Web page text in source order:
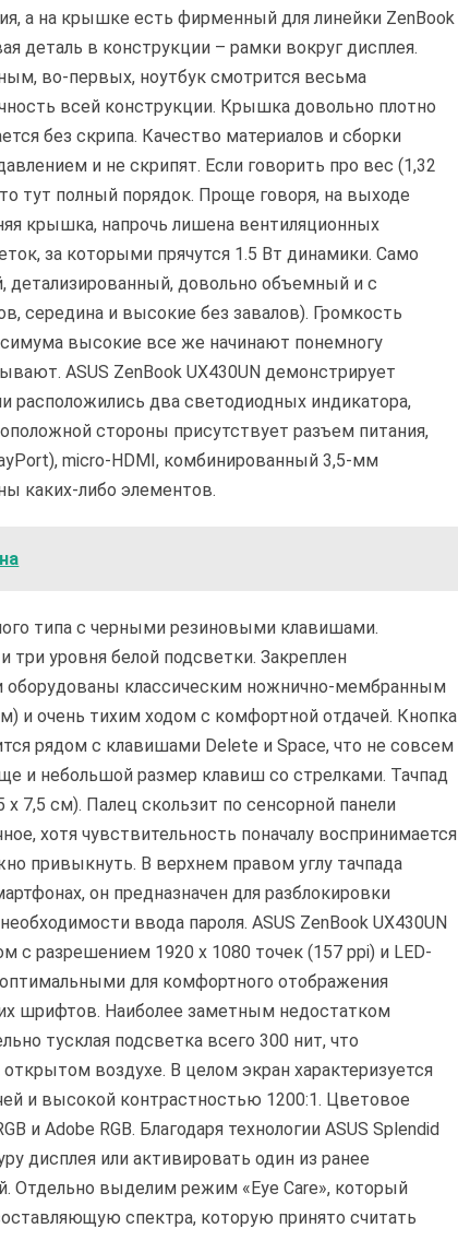
а на крышке есть фирменный для линейки ZenBook
деталь в конструкции – рамки вокруг дисплея.
во-первых, ноутбук смотрится весьма
всей конструкции. Крышка довольно плотно
без скрипа. Качество материалов и сборки
и не скрипят. Если говорить про вес (1,32
тут полный порядок. Проще говоря, на выходе
крышка, напрочь лишена вентиляционных
за которыми прячутся 1.5 Вт динамики. Само
детализированный, довольно объемный и с
середина и высокие без завалов). Громкость
высокие все же начинают понемногу
ASUS ZenBook UX430UN демонстрирует
расположились два светодиодных индикатора,
стороны присутствует разъем питания,
micro-HDMI, комбинированный 3,5-мм
каких-либо элементов.
типа с черными резиновыми клавишами.
три уровня белой подсветки. Закреплен
оборудованы классическим ножнично-мембранным
и очень тихим ходом с комфортной отдачей. Кнопка
рядом с клавишами Delete и Space, что не совсем
и небольшой размер клавиш со стрелками. Тачпад
7,5 см). Палец скользит по сенсорной панели
хотя чувствительность поначалу воспринимается
привыкнуть. В верхнем правом углу тачпада
он предназначен для разблокировки
ввода пароля. ASUS ZenBook UX430UN
разрешением 1920 x 1080 точек (157 ppi) и LED-
для комфортного отображения
шрифтов. Наиболее заметным недостатком
тусклая подсветка всего 300 нит, что
воздухе. В целом экран характеризуется
и высокой контрастностью 1200:1. Цветовое
и Adobe RGB. Благодаря технологии ASUS Splendid
дисплея или активировать один из ранее
Отдельно выделим режим «Eye Care», который
спектра, которую принято считать